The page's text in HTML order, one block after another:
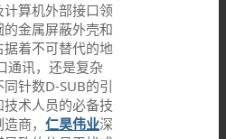
算机外部接口领
金属屏蔽外壳和
着不可替代的地
通讯，还是复杂
针数D-SUB的引
术人员的必备技
商， 仁昊伟业深